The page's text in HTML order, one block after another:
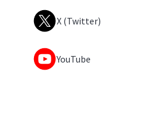
X (Twitter)
YouTube